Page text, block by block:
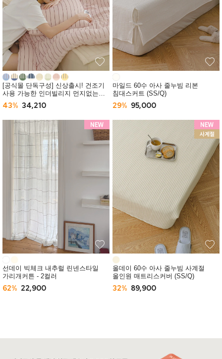
[공식몰 단독구성] 신상출시! 건조기
사용 가능한 인더빌리지 먼지없는
사계절 차렵이불 (SS/Q) -10컬러
43% 34,210
마일드 60수 아사 줄누빔 리본
침대스커트 (SS/Q)
29% 95,000
선데이 빅체크 내추럴 린넨스타일
가리개커튼 - 2컬러
62% 22,900
올데이 60수 아사 줄누빔 사계절
올인원 매트리스커버 (SS/Q)
32% 89,900